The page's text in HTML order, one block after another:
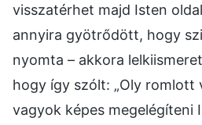
visszatérhet majd Isten
annyira gyötrődött, hogy
nyomta – akkora
hogy így szólt: „Oly romlott
vagyok képes megelégíteni